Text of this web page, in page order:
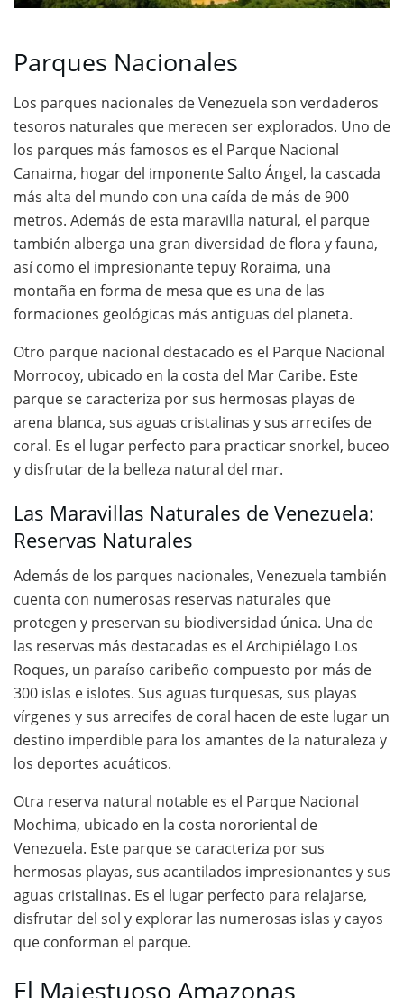
Parques Nacionales
Los parques nacionales de Venezuela son verdaderos
tesoros naturales que merecen ser explorados. Uno de
los parques más famosos es el Parque Nacional
Canaima, hogar del imponente Salto Ángel, la cascada
más alta del mundo con una caída de más de 900
metros. Además de esta maravilla natural, el parque
también alberga una gran diversidad de flora y fauna,
así como el impresionante tepuy Roraima, una
montaña en forma de mesa que es una de las
formaciones geológicas más antiguas del planeta.
Otro parque nacional destacado es el Parque Nacional
Morrocoy, ubicado en la costa del Mar Caribe. Este
parque se caracteriza por sus hermosas playas de
arena blanca, sus aguas cristalinas y sus arrecifes de
coral. Es el lugar perfecto para practicar snorkel, buceo
y disfrutar de la belleza natural del mar.
Las Maravillas Naturales de Venezuela:
Reservas Naturales
Además de los parques nacionales, Venezuela también
cuenta con numerosas reservas naturales que
protegen y preservan su biodiversidad única. Una de
las reservas más destacadas es el Archipiélago Los
Roques, un paraíso caribeño compuesto por más de
300 islas e islotes. Sus aguas turquesas, sus playas
vírgenes y sus arrecifes de coral hacen de este lugar un
destino imperdible para los amantes de la naturaleza y
los deportes acuáticos.
Otra reserva natural notable es el Parque Nacional
Mochima, ubicado en la costa nororiental de
Venezuela. Este parque se caracteriza por sus
hermosas playas, sus acantilados impresionantes y sus
aguas cristalinas. Es el lugar perfecto para relajarse,
disfrutar del sol y explorar las numerosas islas y cayos
que conforman el parque.
El Majestuoso Amazonas